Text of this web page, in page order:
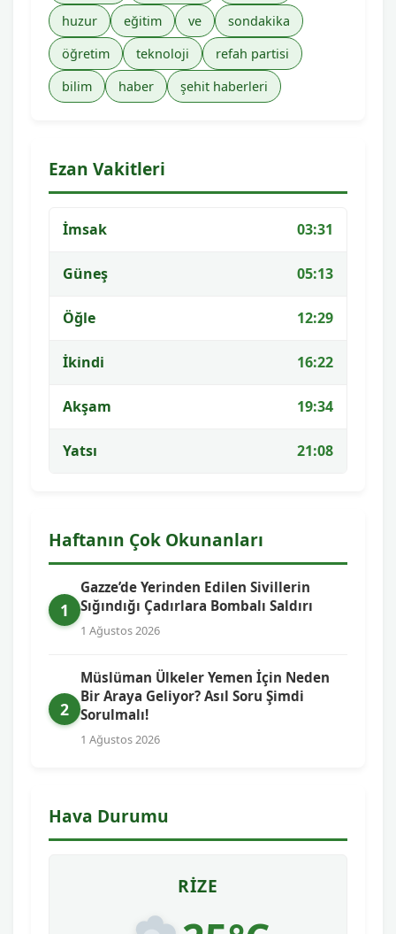
huzur
eğitim ve
sondakika
öğretim
teknoloji
refah partisi
bilim
haber şehit haberleri
Ezan Vakitleri
İmsak 03:31
Güneş 05:13
Öğle 12:29
İkindi 16:22
Akşam 19:34
Yatsı 21:08
Haftanın Çok Okunanları
1
Gazze’de Yerinden Edilen Sivillerin
Sığındığı Çadırlara Bombalı Saldırı
1 Ağustos 2026
2
Müslüman Ülkeler Yemen İçin Neden
Bir Araya Geliyor? Asıl Soru Şimdi
Sorulmalı!
1 Ağustos 2026
Hava Durumu
RIZE